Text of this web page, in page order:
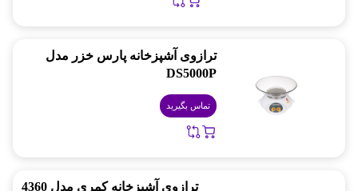
ترازوی آشپزخانه پارس خزر مدل
DS5000P
تماس بگیرید
ترازوی آشپزخانه کمری مدل 4360